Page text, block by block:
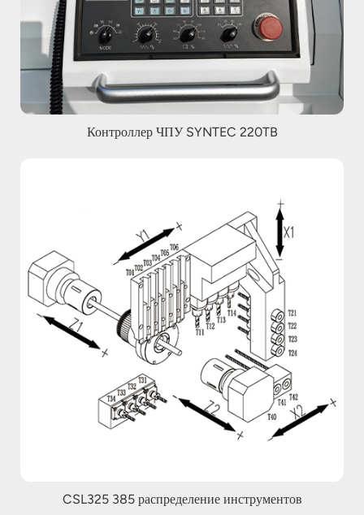
Контроллер ЧПУ SYNTEC 220TB
CSL325 385 распределение инструментов